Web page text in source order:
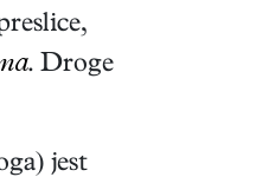
. Droge
jest